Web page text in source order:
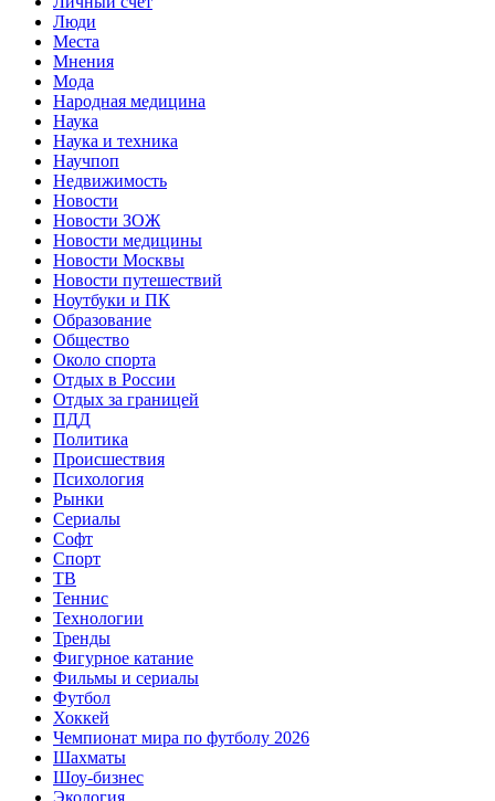
Люди
Места
Мнения
Мода
Народная медицина
Наука
Наука и техника
Научпоп
Недвижимость
Новости
Новости ЗОЖ
Новости медицины
Новости Москвы
Новости путешествий
Ноутбуки и ПК
Образование
Общество
Около спорта
Отдых в России
Отдых за границей
ПДД
Политика
Происшествия
Психология
Рынки
Сериалы
Софт
Спорт
ТВ
Теннис
Технологии
Тренды
Фигурное катание
Фильмы и сериалы
Футбол
Хоккей
Чемпионат мира по футболу 2026
Шахматы
Шоу-бизнес
Экология